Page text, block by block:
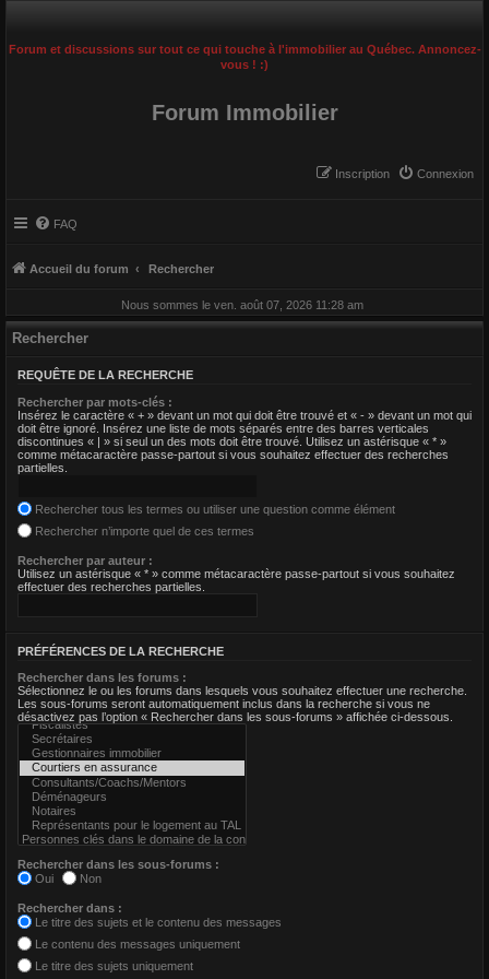
Forum et discussions sur tout ce qui touche à l'immobilier au Québec. Annoncez-
vous ! :)
Forum Immobilier
Connexion
Inscription
FAQ
Accueil du forum Rechercher
Nous sommes le ven. août 07, 2026 11:28 am
Rechercher
REQUÊTE DE LA RECHERCHE
Rechercher par mots-clés :
Insérez le caractère « + » devant un mot qui doit être trouvé et « - » devant un mot qui
doit être ignoré. Insérez une liste de mots séparés entre des barres verticales
discontinues « | » si seul un des mots doit être trouvé. Utilisez un astérisque « * »
comme métacaractère passe-partout si vous souhaitez effectuer des recherches
partielles.
Rechercher tous les termes ou utiliser une question comme élément
Rechercher n’importe quel de ces termes
Rechercher par auteur :
Utilisez un astérisque « * » comme métacaractère passe-partout si vous souhaitez
effectuer des recherches partielles.
PRÉFÉRENCES DE LA RECHERCHE
Rechercher dans les forums :
Sélectionnez le ou les forums dans lesquels vous souhaitez effectuer une recherche.
Les sous-forums seront automatiquement inclus dans la recherche si vous ne
désactivez pas l’option « Rechercher dans les sous-forums » affichée ci-dessous.
Rechercher dans les sous-forums :
Oui
Non
Rechercher dans :
Le titre des sujets et le contenu des messages
Le contenu des messages uniquement
Le titre des sujets uniquement